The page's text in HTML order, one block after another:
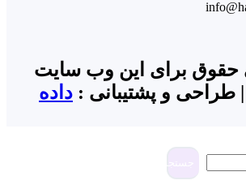
حقوق برای این وب سایت
و پشتیبانی : داده